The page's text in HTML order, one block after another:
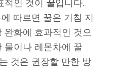
따르면 꿀은 기침 지
화에 효과적인 것으
물이나 레몬차에 꿀
것은 권장할 만한 방